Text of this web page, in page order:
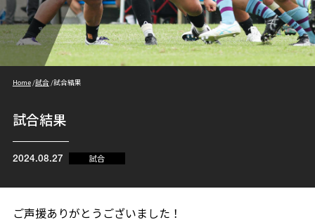
Home/試合/試合結果
試合結果
2024.08.27 試合
ご声援ありがとうございました！